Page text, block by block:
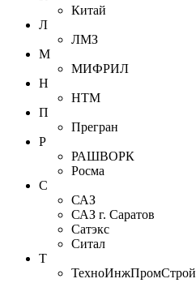
Китай
Л
ЛМЗ
М
МИФРИЛ
Н
НТМ
П
Прегран
Р
РАШВОРК
Росма
С
САЗ
САЗ г. Саратов
Сатэкс
Ситал
Т
ТехноИнжПромСтрой